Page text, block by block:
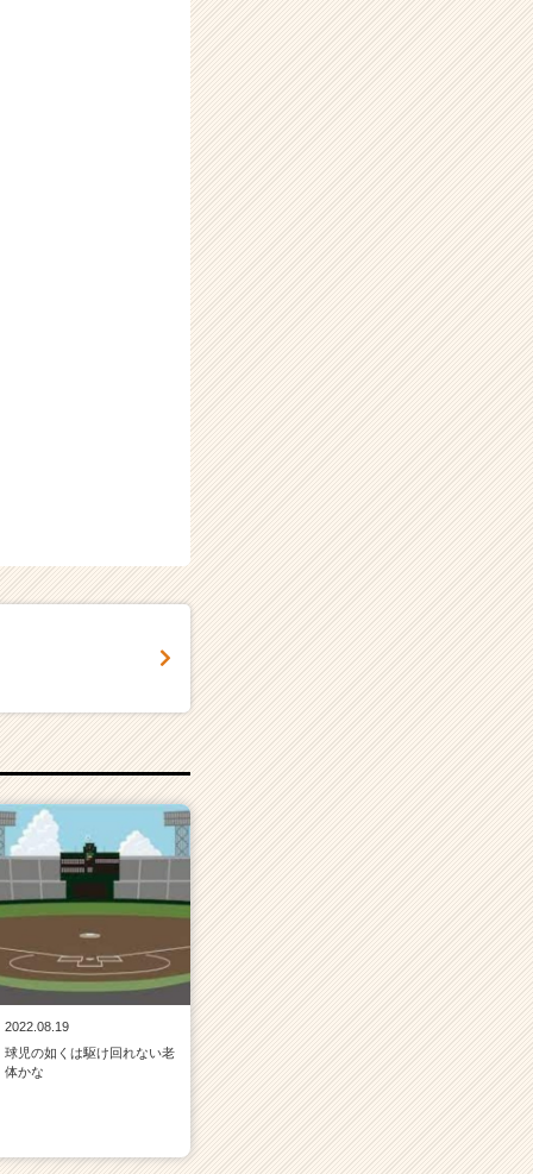
2022.08.19
球児の如くは駆け回れない老
体かな